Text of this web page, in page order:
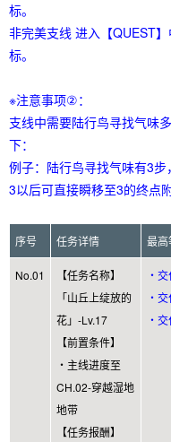
标。
非完美支线 进入【QUEST
标。
※注意事项②：
支线中需要陆行鸟寻找气味
下：
例子：陆行鸟寻找气味有3
3以后可直接瞬移至3的终点附
序号 任务详情 最高
No.01
【任务名称】
「山丘上绽放的
花」-Lv.17
【前置条件】
・主线进度至
CH.02-穿越湿地
地带
【任务报酬】
・
・
・